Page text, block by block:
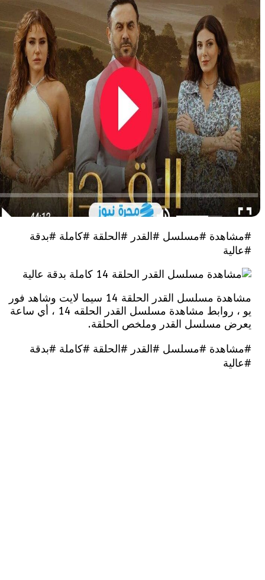
#مسلسل #القدر #الحلقة #كاملة #بدقة
مشاهدة مسلسل القدر الحلقة 14 سيما لايت وشاهد فور
يو ، روابط مشاهدة مسلسل القدر الحلقه 14 ، أي ساعة
مسلسل القدر وملخص الحلقة.
#مسلسل #القدر #الحلقة #كاملة #بدقة